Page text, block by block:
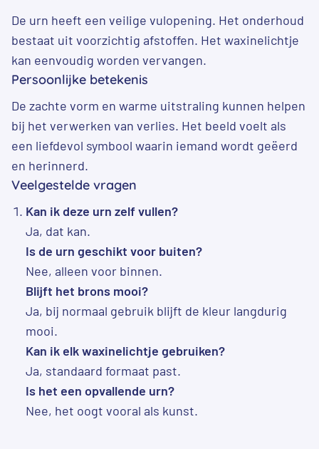
De urn heeft een veilige vulopening. Het onderhoud
bestaat uit voorzichtig afstoffen. Het waxinelichtje
kan eenvoudig worden vervangen.
Persoonlijke betekenis
De zachte vorm en warme uitstraling kunnen helpen
bij het verwerken van verlies. Het beeld voelt als
een liefdevol symbool waarin iemand wordt geëerd
en herinnerd.
Veelgestelde vragen
Kan ik deze urn zelf vullen?
Ja, dat kan.
Is de urn geschikt voor buiten?
Nee, alleen voor binnen.
Blijft het brons mooi?
Ja, bij normaal gebruik blijft de kleur langdurig
mooi.
Kan ik elk waxinelichtje gebruiken?
Ja, standaard formaat past.
Is het een opvallende urn?
Nee, het oogt vooral als kunst.